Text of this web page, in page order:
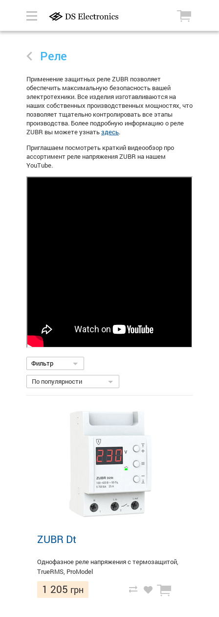
Реле
Применение защитных релеZUBR позволяет
обеспечить максимальную безопасность вашей
электротехники. Все изделия изготавливаются на
наших собственных производственных мощностях, что
позволяет тщательно контролировать все этапы
производства. Более подробную информацию о реле
ZUBR вы можете узнатьздесь.
Приглашаем посмотреть краткий видеообзор про
ассортимент реле напряжения ZUBR на нашем
YouTube.
Фильтр
По популярности
ZUBR Dt
Однофазное реле напряжения с термозащитой,
TrueRMS, ProModel
1 205 грн